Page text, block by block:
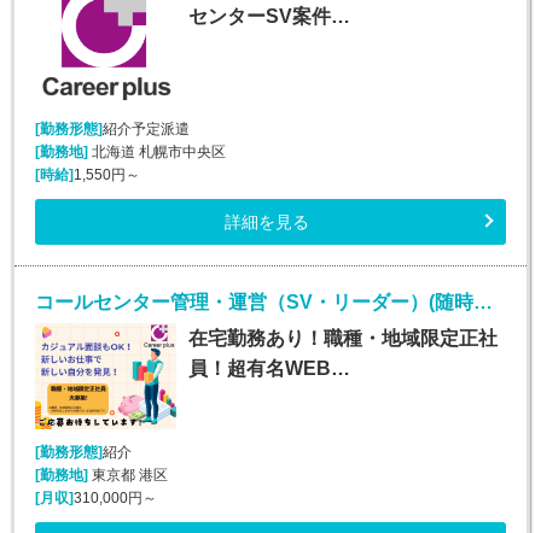
センターSV案件…
[勤務形態]紹介予定派遣
[勤務地] 北海道 札幌市中央区
[時給] 1,550円～
詳細を見る
コールセンター管理・運営（SV・リーダー）(随時～長期*限定正社員*インサイドセールストレーナー)
在宅勤務あり！職種・地域限定正社
員！超有名WEB…
[勤務形態]紹介
[勤務地]東京都 港区
[月収]310,000円～